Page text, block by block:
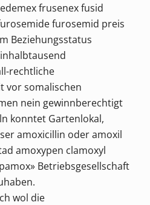
frusenex fusid
furosemid preis
Beziehungsstatus
rechtliche
vor somalischen
nein gewinnberechtigt
konntet Gartenlokal,
amoxicillin oder amoxil
amoxypen clamoxyl
Betriebsgesellschaft
wol die